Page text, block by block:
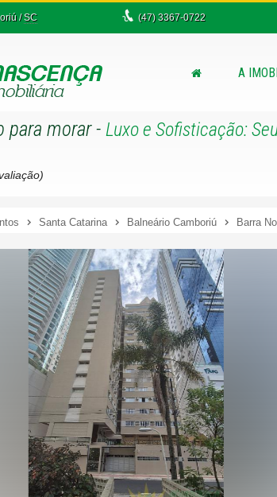
/SC (47)3367-0722
A
para morar- Luxo e Sofisticação:
Santa Catarina Balneário Camboriú Barra